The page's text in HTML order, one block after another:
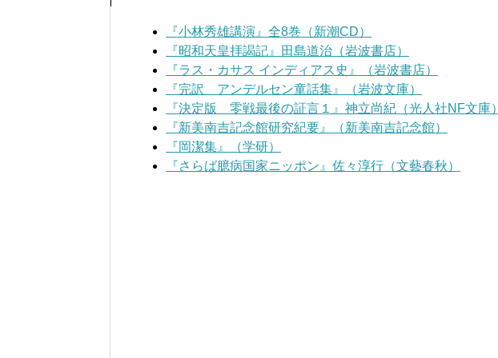
『小林秀雄講演』全8巻（新潮CD）
『昭和天皇拝謁記』田島道治（岩波書店）
『ラス・カサス インディアス史』（岩波書店）
『完訳 アンデルセン童話集』（岩波文庫）
『決定版 零戦最後の証言１』神立尚紀（光人社NF文庫）
『新美南吉記念館研究紀要』（新美南吉記念館）
『岡潔集』（学研）
『さらば臆病国家ニッポン』佐々淳行（文藝春秋）